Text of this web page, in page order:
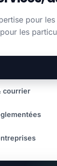
pour
les
courrier